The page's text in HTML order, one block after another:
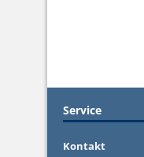
Service
Kontakt